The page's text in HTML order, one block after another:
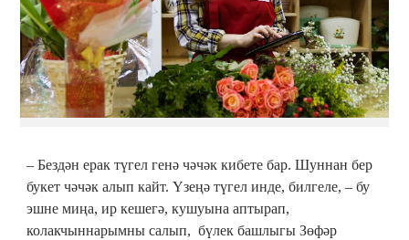
– Бездән ерак түгел генә чәчәк кибете бар. Шуннан бер
букет чәчәк алып кайт. Үзеңә түгел инде, билгеле, – бу
эшне миңа, ир кешегә, кушуына аптырап,
колакчыннарымны салып, бүлек башлыгы Зөфәр